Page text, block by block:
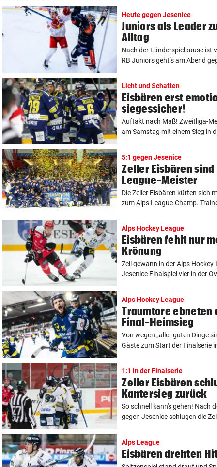
Heute gegen Jesenice
Juniors als Leader
Alltag
Nach der Länderspielpause ist
RB Juniors geht‘s am Abend
Licht und Schatten
Eisbären erst
siegessicher!
Auftakt nach Maß! Zweitliga-
am Samstag mit einem Sieg in
5:1 gegen Jesenice
Zeller Eisbären sind
League-Meister
Die Zeller Eisbären kürten sich
zum Alps League-Champ.
Alps Hockey League
Eisbären fehlt nur
Krönung
Zell gewann in der Alps
Jesenice Finalspiel vier in der
Alps Hockey League
Traumtore ebneten
Final-Heimsieg
Von wegen „aller guten Dinge
Gäste zum Start der Finalserie
1:1 in der Finalserie
Zeller Eisbären
Kantersieg zurück
So schnell kann's gehen! Nach
gegen Jesenice schlugen die
Alps League
Eisbären drehten